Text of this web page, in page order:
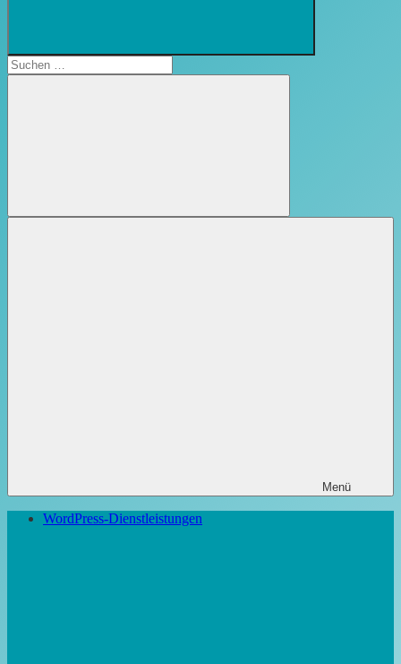
öffnen
Suchen
nach:
Suchen
Menü
WordPress-Dienstleistungen